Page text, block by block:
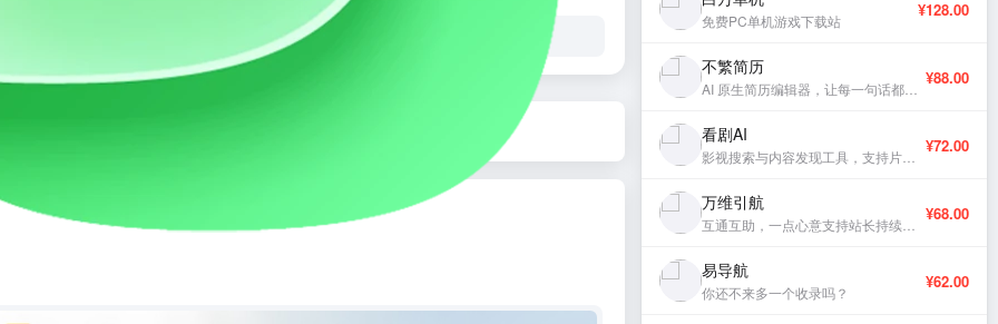
免费PC单机游戏下载站
¥128.00
不繁简历 ¥88.00
看剧AI ¥72.00
万维引航 ¥68.00
易导航
你还不来多一个收录吗？
¥62.00